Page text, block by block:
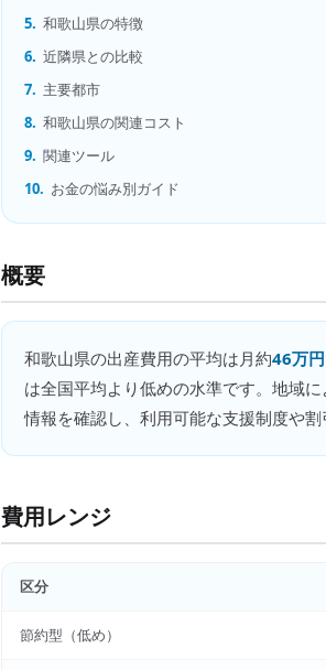
5. 和歌山県の特徴
6. 近隣県との比較
7. 主要都市
8. 和歌山県の関連コスト
9. 関連ツール
10. お金の悩み別ガイド
概要
和歌山県の出産費用の平均は月約46万円
は全国平均より低めの水準です。地域
情報を確認し、利用可能な支援制度や割
費用レンジ
区分
節約型（低め）